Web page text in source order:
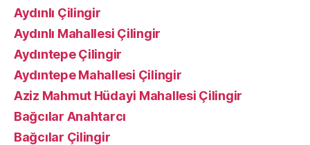
Aydınlı Çilingir
Aydınlı Mahallesi Çilingir
Aydıntepe Çilingir
Aydıntepe Mahallesi Çilingir
Aziz Mahmut Hüdayi Mahallesi Çilingir
Bağcılar Anahtarcı
Bağcılar Çilingir